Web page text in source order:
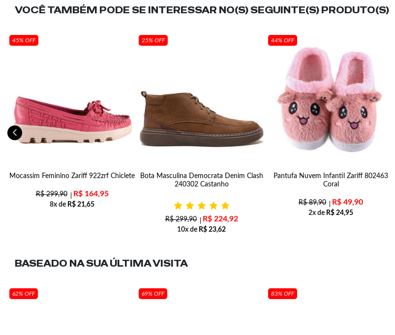
VOCÊ TAMBÉM PODE SE INTERESSAR NO(S) SEGUINTE(S) PRODUTO(S)
45% OFF
Mocassim Feminino Zariff 922zrf Chiclete
R$299,90 R$164,95
8x de R$ 21,65
25% OFF
Bota Masculina Democrata Denim Clash
240302 Castanho
R$299,90 R$224,92
10x de R$ 23,62
44% OFF
Pantufa Nuvem Infantil Zariff 802463
Coral
R$89,90 R$ 49,90
2x de R$ 24,95
BASEADO NA SUAÚLTIMA VISITA
62% OFF 69% OFF 83% OFF